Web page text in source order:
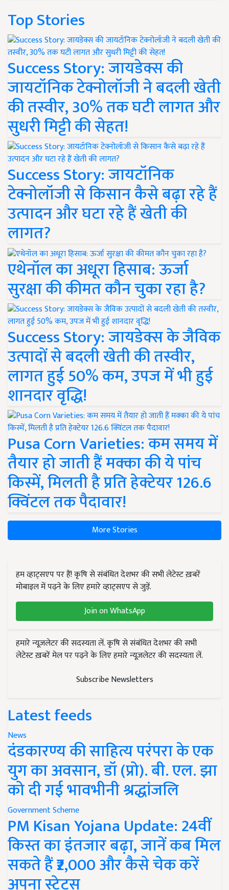
Top Stories
Success Story: जायडेक्स की
जायटॉनिक टेक्नोलॉजी ने बदली खेती
की तस्वीर, 30% तक घटी लागत और
सुधरी मिट्टी की सेहत!
Success Story: जायटॉनिक
टेक्नोलॉजी से किसान कैसे बढ़ा रहे हैं
उत्पादन और घटा रहे हैं खेती की
लागत?
एथेनॉल का अधूरा हिसाब: ऊर्जा
सुरक्षा की कीमत कौन चुका रहा है?
Success Story: जायडेक्स के जैविक
उत्पादों से बदली खेती की तस्वीर,
लागत हुई 50% कम, उपज में भी हुई
शानदार वृद्धि!
Pusa Corn Varieties: कम समय में
तैयार हो जाती हैं मक्का की ये पांच
किस्में, मिलती है प्रति हेक्टेयर 126.6
क्विंटल तक पैदावार!
More Stories
हम व्हाट्सएप पर हैं! कृषि से संबंधित देशभर की सभी लेटेस्ट ख़बरें
मोबाइल में पढ़ने के लिए हमारे व्हाट्सएप से जुड़ें.
Join on WhatsApp
हमारे न्यूज़लेटर की सदस्यता लें. कृषि से संबंधित देशभर की सभी
लेटेस्ट ख़बरें मेल पर पढ़ने के लिए हमारे न्यूज़लेटर की सदस्यता लें.
Subscribe Newsletters
Latest feeds
News
दंडकारण्य की साहित्य परंपरा के एक
युग का अवसान, डॉ (प्रो). बी. एल. झा
को दी गई भावभीनी श्रद्धांजलि
Government Scheme
PM Kisan Yojana Update: 24वीं
किस्त का इंतजार बढ़ा, जानें कब मिल
सकते हैं ₹2,000 और कैसे चेक करें
अपना स्टेटस